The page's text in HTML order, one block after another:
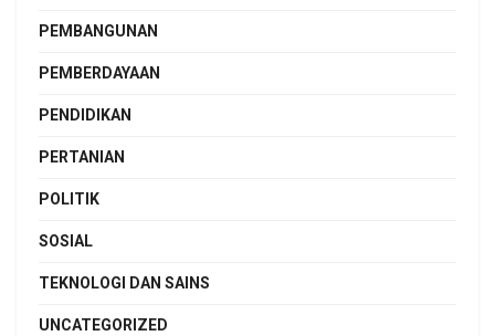
PEMBANGUNAN
PEMBERDAYAAN
PENDIDIKAN
PERTANIAN
POLITIK
SOSIAL
TEKNOLOGI DAN SAINS
UNCATEGORIZED